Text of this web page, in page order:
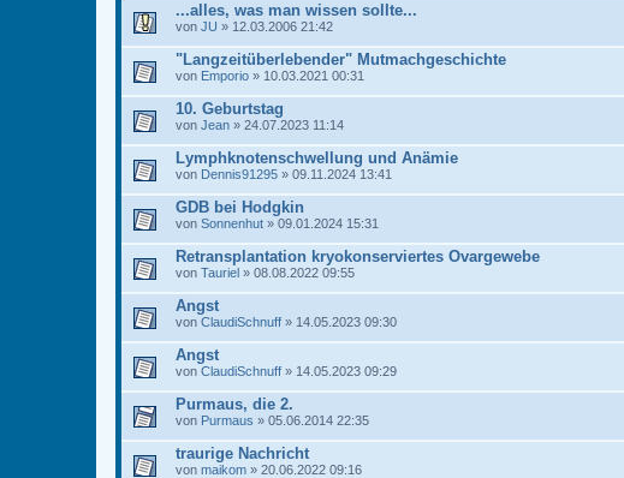
...alles, was man wissen sollte...
von JU » 12.03.2006 21:42
"Langzeitüberlebender" Mutmachgeschichte
von Emporio » 10.03.2021 00:31
10. Geburtstag
von Jean » 24.07.2023 11:14
Lymphknotenschwellung und Anämie
von Dennis91295 » 09.11.2024 13:41
GDB bei Hodgkin
von Sonnenhut » 09.01.2024 15:31
Retransplantation kryokonserviertes Ovargewebe
von Tauriel » 08.08.2022 09:55
Angst
von ClaudiSchnuff » 14.05.2023 09:30
Angst
von ClaudiSchnuff » 14.05.2023 09:29
Purmaus, die 2.
von Purmaus » 05.06.2014 22:35
traurige Nachricht
von maikom » 20.06.2022 09:16